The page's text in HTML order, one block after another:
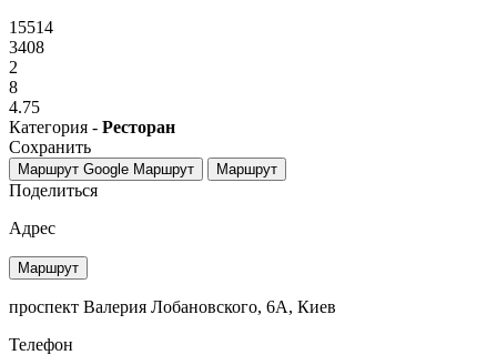
15514
3408
2
8
4.75
Категория - Ресторан
Сохранить
Маршрут Google Маршрут Маршрут
Поделиться
Адрес
Маршрут
проспект Валерия Лобановского, 6А, Киев
Телефон